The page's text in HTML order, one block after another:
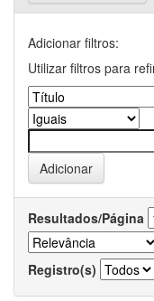
Adicionar filtros:
Utilizar filtros para
Resultados/Página
Registro(s)